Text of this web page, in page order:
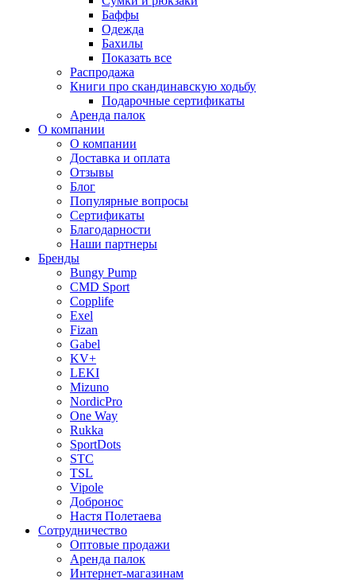
Баффы
Одежда
Бахилы
Показать все
Распродажа
Книги про скандинавскую ходьбу
Подарочные сертификаты
Аренда палок
О компании
О компании
Доставка и оплата
Отзывы
Блог
Популярные вопросы
Сертификаты
Благодарности
Наши партнеры
Бренды
Bungy Pump
CMD Sport
Copplife
Exel
Fizan
Gabel
KV+
LEKI
Mizuno
NordicPro
One Way
Rukka
SportDots
STC
TSL
Vipole
Добронос
Настя Полетаева
Сотрудничество
Оптовые продажи
Аренда палок
Интернет-магазинам